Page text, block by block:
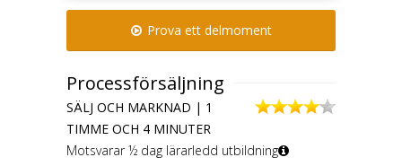
Prova ett delmoment
Processförsäljning
SÄLJ OCH MARKNAD | 1
TIMME OCH 4 MINUTER
Motsvarar ½ dag lärarledd utbildning